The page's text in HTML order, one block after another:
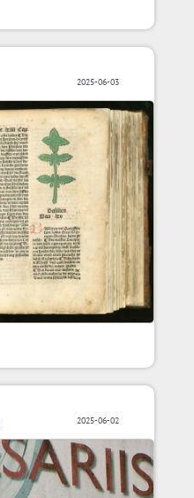
2025-06-03
2025-06-02